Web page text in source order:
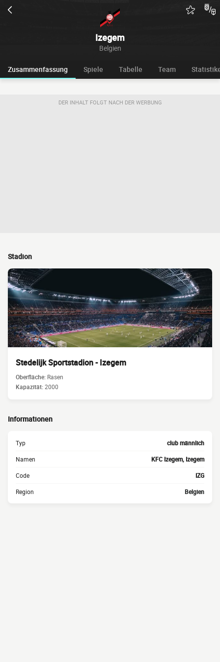
Izegem
Belgien
Zusammenfassung Spiele Tabelle Team
DER INHALT FOLGT NACH DER WERBUNG
Stadion
Stedelijk Sportstadion - Izegem
Oberfläche: Rasen
Kapazität:2000
Informationen
Typ club männlich
Namen KFC Izegem, Izegem
Code IZG
Region Belgien